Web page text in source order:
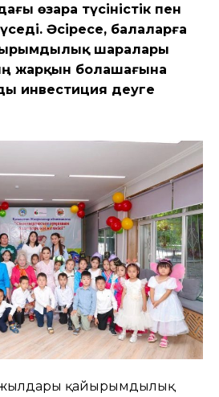
өзара түсіністік пен
Әсіресе, балаларға
шаралары
жарқын болашағына
инвестиция деуге
жылдары қайырымдылық